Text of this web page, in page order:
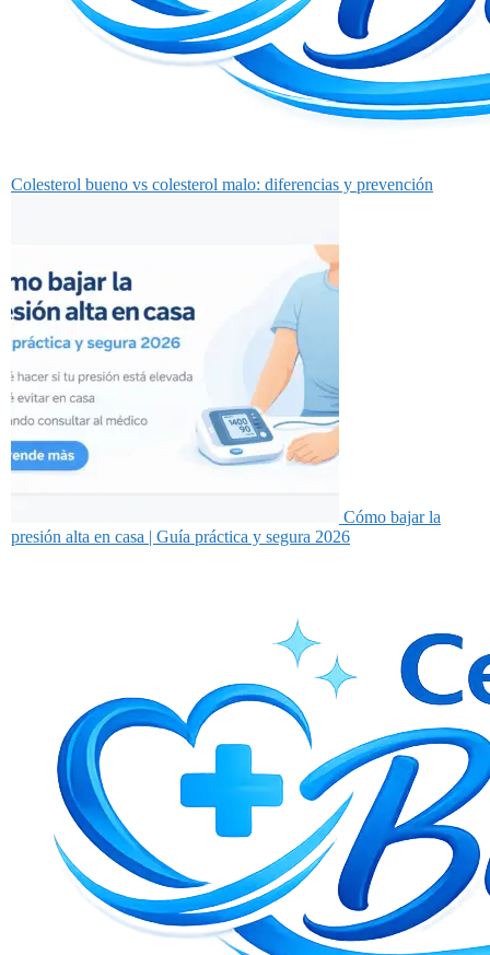
Colesterol bueno vs colesterol malo: diferencias y prevención
Cómo bajar la
presión alta en casa | Guía práctica y segura 2026